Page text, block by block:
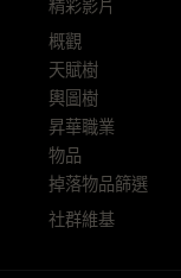
精彩影片
概觀
天賦樹
輿圖樹
昇華職業
物品
掉落物品篩選
社群維基